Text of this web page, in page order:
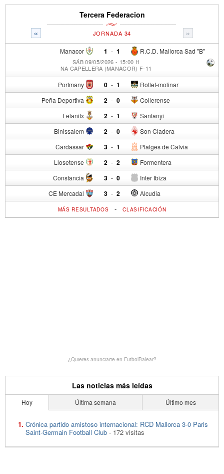
Tercera Federacion
« »
JORNADA 34
Manacor 1 - R.C.D. Mallorca Sad "B"
1
SÁB 09/05/2026 - 15:00 H
NA CAPELLERA (MANACOR) F-11
Portmany 0 - Rotlet-molinar
1
Peña Deportiva 2 - Collerense
0
Felanitx 2 - Santanyi
1
Binissalem 2 - Son Cladera
0
Cardassar 3 - Platges de Calvia
1
Llosetense 2 - Formentera
2
Constancia 3 - Inter Ibiza
0
CE Mercadal 3 - Alcudia
2
MÁS RESULTADOS -CLASIFICACIÓN
¿Quieres anunciarte en FutbolBalear?
Las noticias más leídas
Hoy Última semana Último mes
Crónica partido amistoso internacional: RCD Mallorca 3-0 Paris
Saint-Germain Football Club - 172 visitas